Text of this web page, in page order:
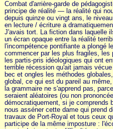
Combat d'arrière-garde de
principe de réalité — la réalité qui
depuis quinze ou vingt ans, le
en lecture / écriture a
J'avais tort. La fiction dans laquelle
un écran opaque entre la réalité
l'incompétence pontifiante a plongé
commencer par les plus fragiles, les
les partis-pris idéologiques qui ont
terrible récession qu'ait jamais
bec et ongles les méthodes
global, ce qui est du pareil au
la grammaire ne s'apprend pas,
seraient aléatoires (ou non
démocratiquement, si je comprends
nous asséner cette dame qui prend
travaux de Port-Royal et tous ceux
participe de la même imposture :